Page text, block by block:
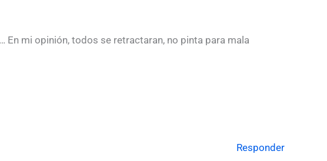
En mi opinión, todos se retractaran, no pinta para mala
Responder